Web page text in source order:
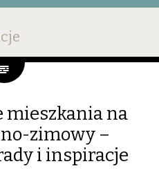
mieszkania na
zimowy –
i inspiracje